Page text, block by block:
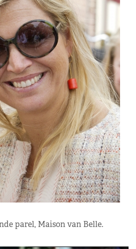
parel, Maison van Belle.